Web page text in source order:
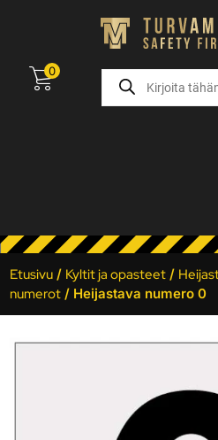
0
Etusivu / Kyltit ja opasteet /
numerot / Heijastava numero 0